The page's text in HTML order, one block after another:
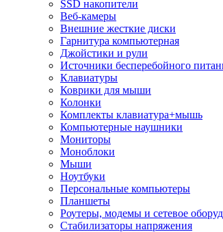
SSD накопители
Веб-камеры
Внешние жесткие диски
Гарнитура компьютерная
Джойстики и рули
Источники бесперебойного
Клавиатуры
Коврики для мыши
Колонки
Комплекты клавиатура+мышь
Компьютерные наушники
Мониторы
Моноблоки
Мыши
Ноутбуки
Персональные компьютеры
Планшеты
Роутеры, модемы и сетевое
Стабилизаторы напряжения